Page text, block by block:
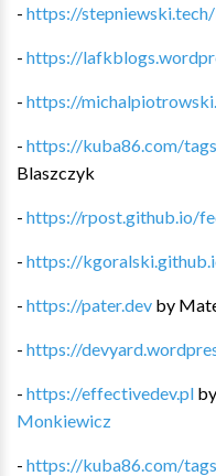
- https://
- https://
- https://
- https://kuba86.com/
Blaszczyk
- https://rpost.github.io/
- https://
- https://pater.dev by
- https://
- https://effectivedev.pl by
Monkiewicz
- https://kuba86.com/